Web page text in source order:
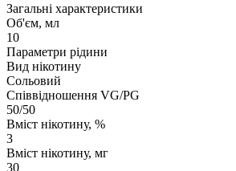
Загальні характеристики
Об'єм, мл
10
Параметри рідини
Вид нікотину
Сольовий
Співвідношення VG/PG
50/50
Вміст нікотину, %
3
Вміст нікотину, мг
30